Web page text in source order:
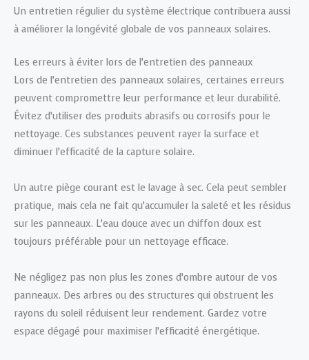
Un entretien régulier du système électrique contribuera aussi
à améliorer la longévité globale de vos panneaux solaires.
Les erreurs à éviter lors de l’entretien des panneaux
Lors de l’entretien des panneaux solaires, certaines erreurs
peuvent compromettre leur performance et leur durabilité.
Évitez d’utiliser des produits abrasifs ou corrosifs pour le
nettoyage. Ces substances peuvent rayer la surface et
diminuer l’efficacité de la capture solaire.
Un autre piège courant est le lavage à sec. Cela peut sembler
pratique, mais cela ne fait qu’accumuler la saleté et les résidus
sur les panneaux. L’eau douce avec un chiffon doux est
toujours préférable pour un nettoyage efficace.
Ne négligez pas non plus les zones d’ombre autour de vos
panneaux. Des arbres ou des structures qui obstruent les
rayons du soleil réduisent leur rendement. Gardez votre
espace dégagé pour maximiser l’efficacité énergétique.